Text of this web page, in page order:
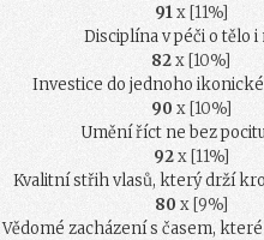
91x [11%]
Disciplína v péči o tělo i
82x [10%]
Investice do jednoho
90 x [10%]
Umění říct ne bez
92x [11%]
Kvalitní střih vlasů, který drží
80 x [9%]
Vědomé zacházení s časem,